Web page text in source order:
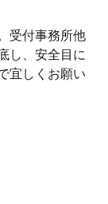
受付事務所他
し、安全目に
宜しくお願い